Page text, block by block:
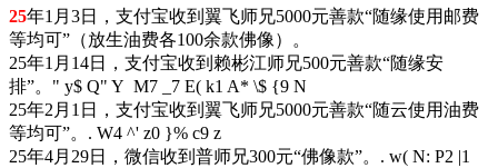
25年1月3日，支付宝收到翼飞师兄5000元善款“随缘使用邮费
等均可”（放生油费各100余款佛像）。
25年1月14日，支付宝收到赖彬江师兄500元善款“随缘安
排”。 " y$ Q" Y M7 _7 E( k1 A* \$ {9 N
25年2月1日，支付宝收到翼飞师兄5000元善款“随云使用油费
等均可”。 . W4 ^' z0 }% c9 z
25年4月29日，微信收到普师兄300元“佛像款”。 . w( N: P2 |1